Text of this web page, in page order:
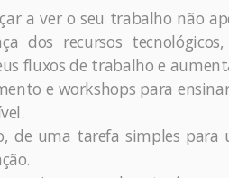
a ver o seu trabalho não
dos recursos
fluxos de trabalho e
e workshops para
de uma tarefa simples para